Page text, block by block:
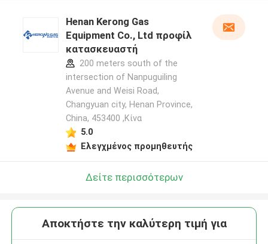
Henan Kerong Gas
Equipment Co., Ltd προφίλ
κατασκευαστή
200 meters south of the
intersection of Nanpuguiling
Avenue and Weisi Road,
Changyuan city, Henan Province,
China, 453400 ,Κίνα
5.0
Ελεγχμένος προμηθευτής
Δείτε περισσότερων
Αποκτήστε την καλύτερη τιμή για